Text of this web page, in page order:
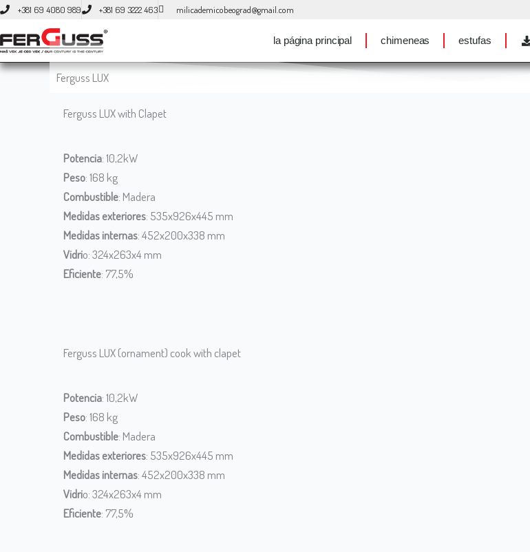
Ir
contenido
+381 69 4080 989 +381 69 3222 463 milicademicobeograd@gmail.com
la página principal chimeneas estufas
Ferguss LUX
Ferguss LUX with Clapet
Potencia: 10,2kW
Peso: 168 kg
Combustible: Madera
Medidas exteriores: 535x926x445 mm
Medidas internas: 452x200x338 mm
Vidrio: 324x263x4 mm
Eficiente: 77,5%
Ferguss LUX (ornament) cook with clapet
Potencia: 10,2kW
Peso: 168 kg
Combustible: Madera
Medidas exteriores: 535x926x445 mm
Medidas internas: 452x200x338 mm
Vidrio: 324x263x4 mm
Eficiente: 77,5%